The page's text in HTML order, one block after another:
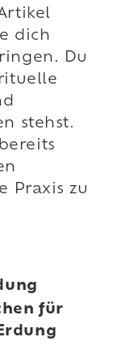
dich
Du
stehst.
Praxis zu
für